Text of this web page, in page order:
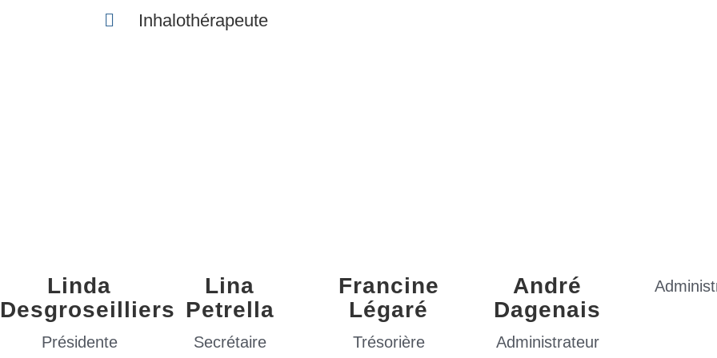
Inhalothérapeute
Linda
Desgroseilliers
Présidente
Lina
Petrella
Secrétaire
Francine
Légaré
Trésorière
André
Dagenais
Administrateur